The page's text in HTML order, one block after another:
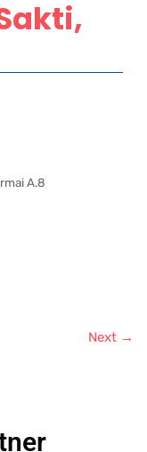
A.8
Next →